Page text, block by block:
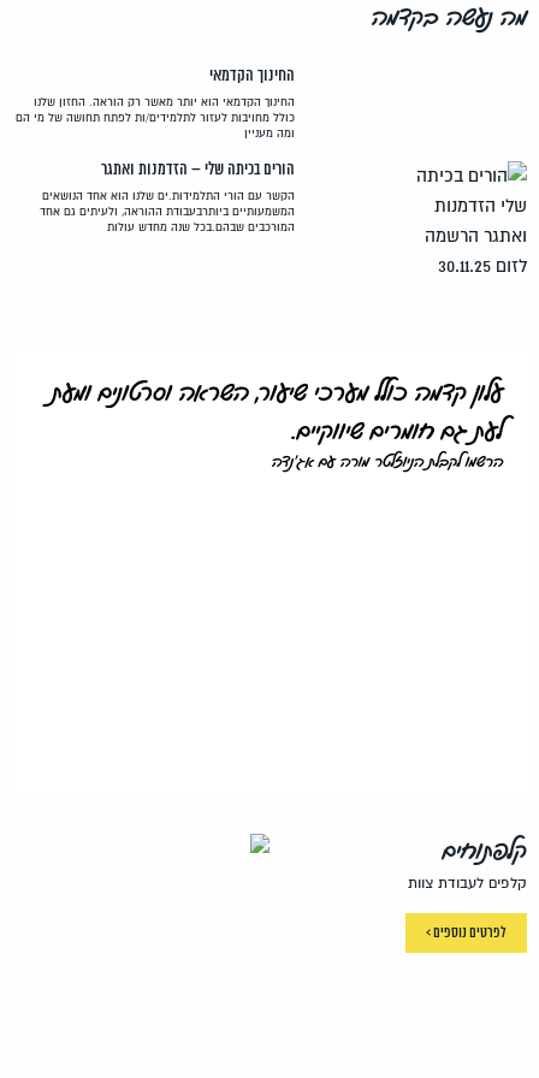
מה נעשה בקדמה
החינוך הקדמאי
החינוך הקדמאי הוא יותר מאשר רק הוראה. החזון שלנו
כולל מחויבות לעזור לתלמידים/ות לפתח תחושה של מי הם
ומה מעניין
הורים בכיתה שלי – הזדמנות ואתגר
הקשר עם הורי התלמידות.ים שלנו הוא אחד הנושאים
המשמעותיים ביותרבעבודת ההוראה, ולעיתים גם אחד
המורכבים שבהם.בכל שנה מחדש עולות
עלון קדמה כולל מערכי שיעור, השראה וסרטונים ומעת
לעת גם חומרים שיווקיים.
הרשמו לקבלת הניוזלטר מורה עם אג'נדה
קלפתוחים
קלפים לעבודת צוות
לפרטים נוספים >